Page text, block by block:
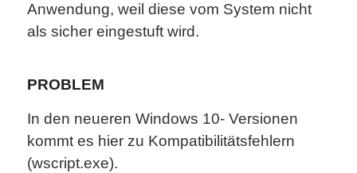
Anwendung, weil diese vom System nicht
als sicher eingestuft wird.
PROBLEM
In den neueren Windows 10- Versionen
kommt es hier zu Kompatibilitätsfehlern
(wscript.exe).